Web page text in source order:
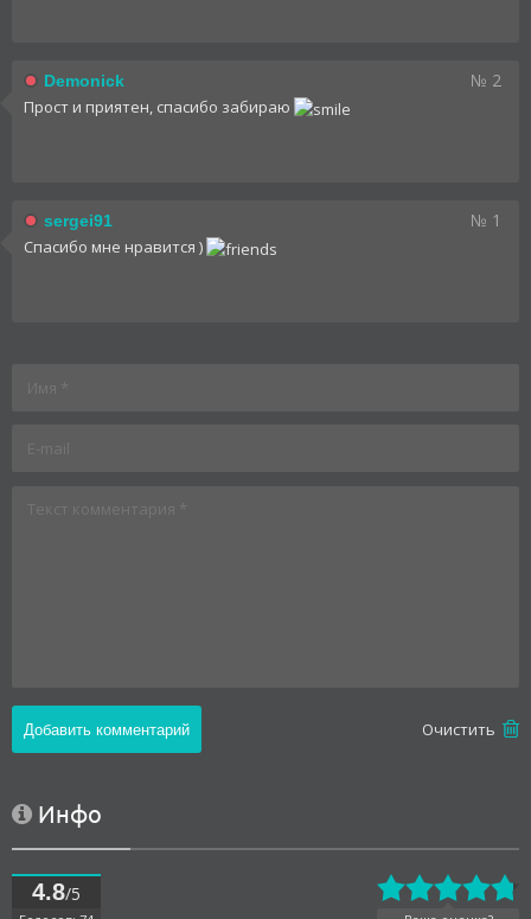
Demonick № 2
Прост и приятен, спасибо забираю
sergei91 № 1
Спасибо мне нравится )
Oчистить
Инфо
4.8/5